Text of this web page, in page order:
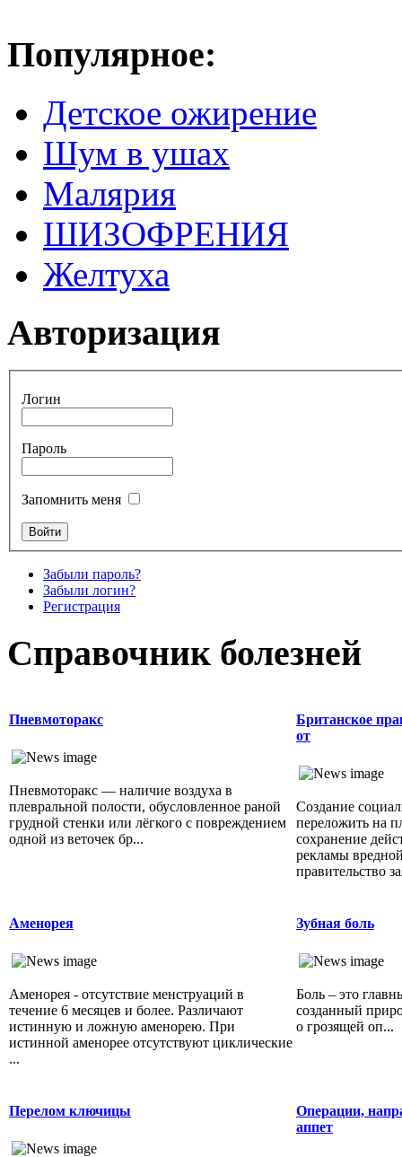
Популярное:
Детское ожирение
Шум в ушах
Малярия
ШИЗОФРЕНИЯ
Желтуха
Авторизация
Логин
Пароль
Запомнить меня
Забыли пароль?
Забыли логин?
Регистрация
Справочник болезней
Пневмоторакс
Пневмоторакс — наличие воздуха в
плевральной полости, обусловленное раной
грудной стенки или лёгкого с повреждением
одной из веточек бр...
Британское
от
Создание
переложить на
сохранение
рекламы
правительство
Аменорея
Аменорея - отсутствие менструаций в
течение 6 месяцев и более. Различают
истинную и ложную аменорею. При
истинной аменорее отсутствуют циклические
...
Зубная боль
Боль – это
созданный
о грозящей оп...
Перелом ключицы
Операции,
аппет